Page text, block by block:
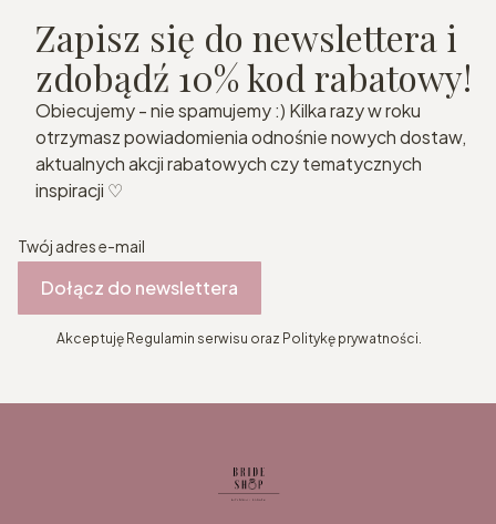
Zapisz się do newslettera i
zdobądź 10% kod rabatowy!
Obiecujemy - nie spamujemy :) Kilka razy w roku
otrzymasz powiadomienia odnośnie nowych dostaw,
aktualnych akcji rabatowych czy tematycznych
inspiracji ♡
Twój adres e-mail
Dołącz do newslettera
Akceptuję Regulamin serwisu oraz Politykę prywatności.